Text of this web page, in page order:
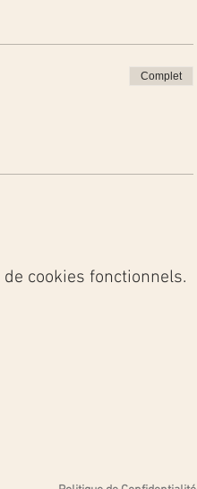
Complet
cookies fonctionnels.